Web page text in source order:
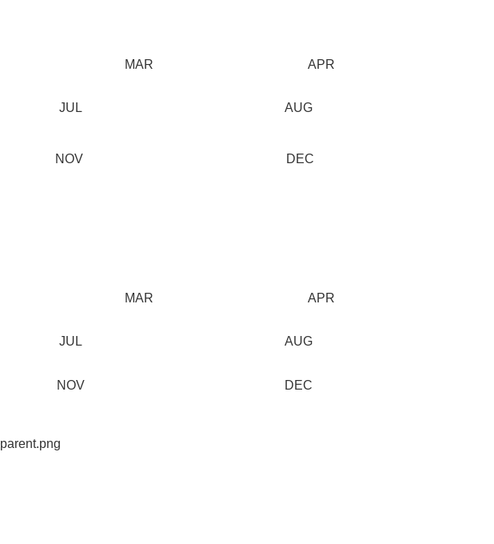
MAR APR
JUL AUG
NOV DEC
MAR APR
JUL AUG
NOV DEC